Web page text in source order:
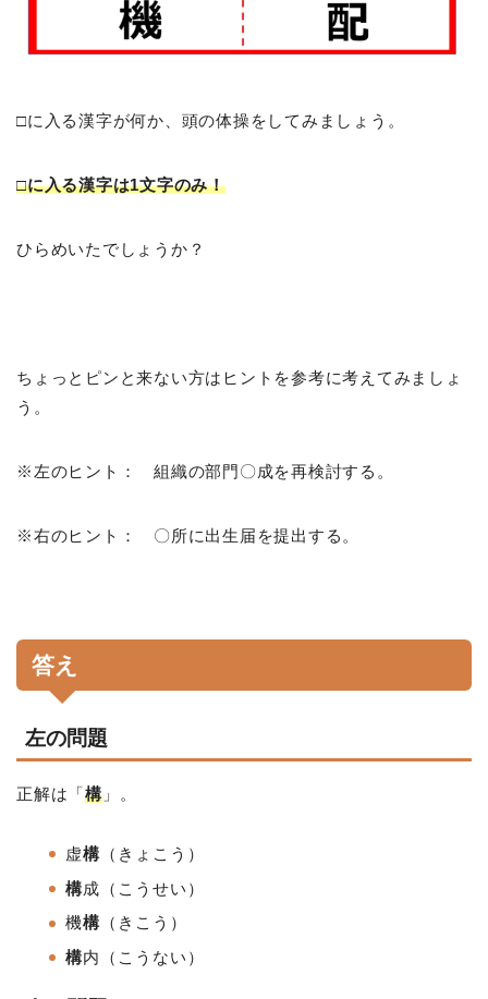
□に入る漢字が何か、頭の体操をしてみましょう。
□に入る漢字は1文字のみ！
ひらめいたでしょうか？
ちょっとピンと来ない方はヒントを参考に考えてみましょ
う。
※左のヒント： 組織の部門〇成を再検討する。
※右のヒント： 〇所に出生届を提出する。
答え
左の問題
正解は「構」。
虚構 （きょこう）
構成（こうせい）
機構 （きこう）
構内（こうない）